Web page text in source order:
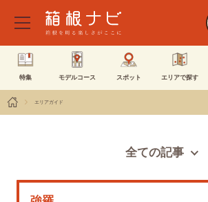
特集 モデルコース スポット エリアで探す
エリアガイド
全ての記事